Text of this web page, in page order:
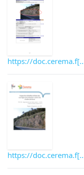
https://
https://